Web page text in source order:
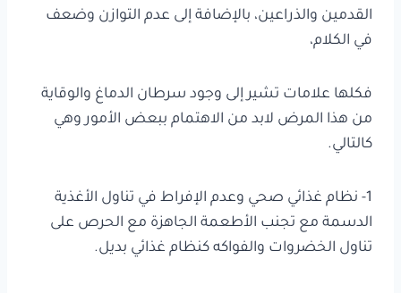
القدمين والذراعين، بالإضافة إلى عدم التوازن وضعف
في الكلام،
فكلها علامات تشير إلى وجود سرطان الدماغ والوقاية
من هذا المرض لابد من الاهتمام ببعض الأمور وهي
كالتالي.
1- نظام غذائي صحي وعدم الإفراط في تناول الأغذية
الدسمة مع تجنب الأطعمة الجاهزة مع الحرص على
تناول الخضروات والفواكه كنظام غذائي بديل.